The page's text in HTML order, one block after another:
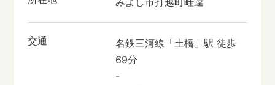
交通
名鉄三河線「土橋」駅 徒歩
69分
-